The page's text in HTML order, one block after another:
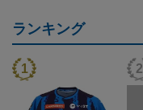
ランキング